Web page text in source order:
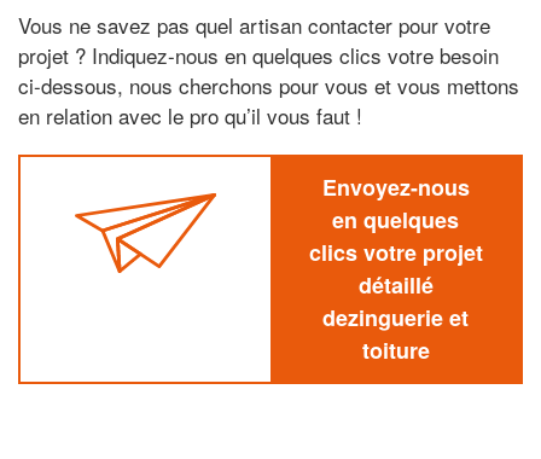
Vous ne savez pas quel artisan contacter pour votre
projet ? Indiquez-nous en quelques clics votre besoin
ci-dessous, nous cherchons pour vous et vous mettons
en relation avec le pro qu’il vous faut !
Envoyez-nous
en quelques
clics votre projet
détaillé
dezinguerie et
toiture